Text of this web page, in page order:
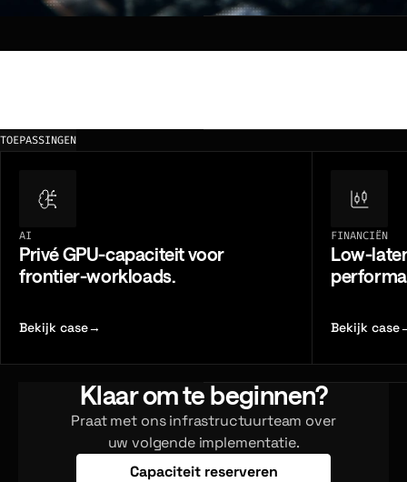
Schaalbare cloud compute ondersteund door het eigendom van
TOEPASSINGEN
AI
Privé GPU-capaciteit voor
frontier-workloads.
Bekijk case→
FINANCIËN
Low-
Bekijk case
Klaar om te beginnen?
Praat met ons infrastructuurteam over
uw volgende implementatie.
Capaciteit reserveren